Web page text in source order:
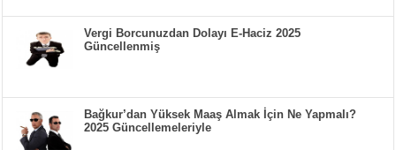
Vergi Borcunuzdan Dolayı E-Haciz 2025
Güncellenmiş
Bağkur’dan Yüksek Maaş Almak İçin Ne Yapmalı?
2025 Güncellemeleriyle